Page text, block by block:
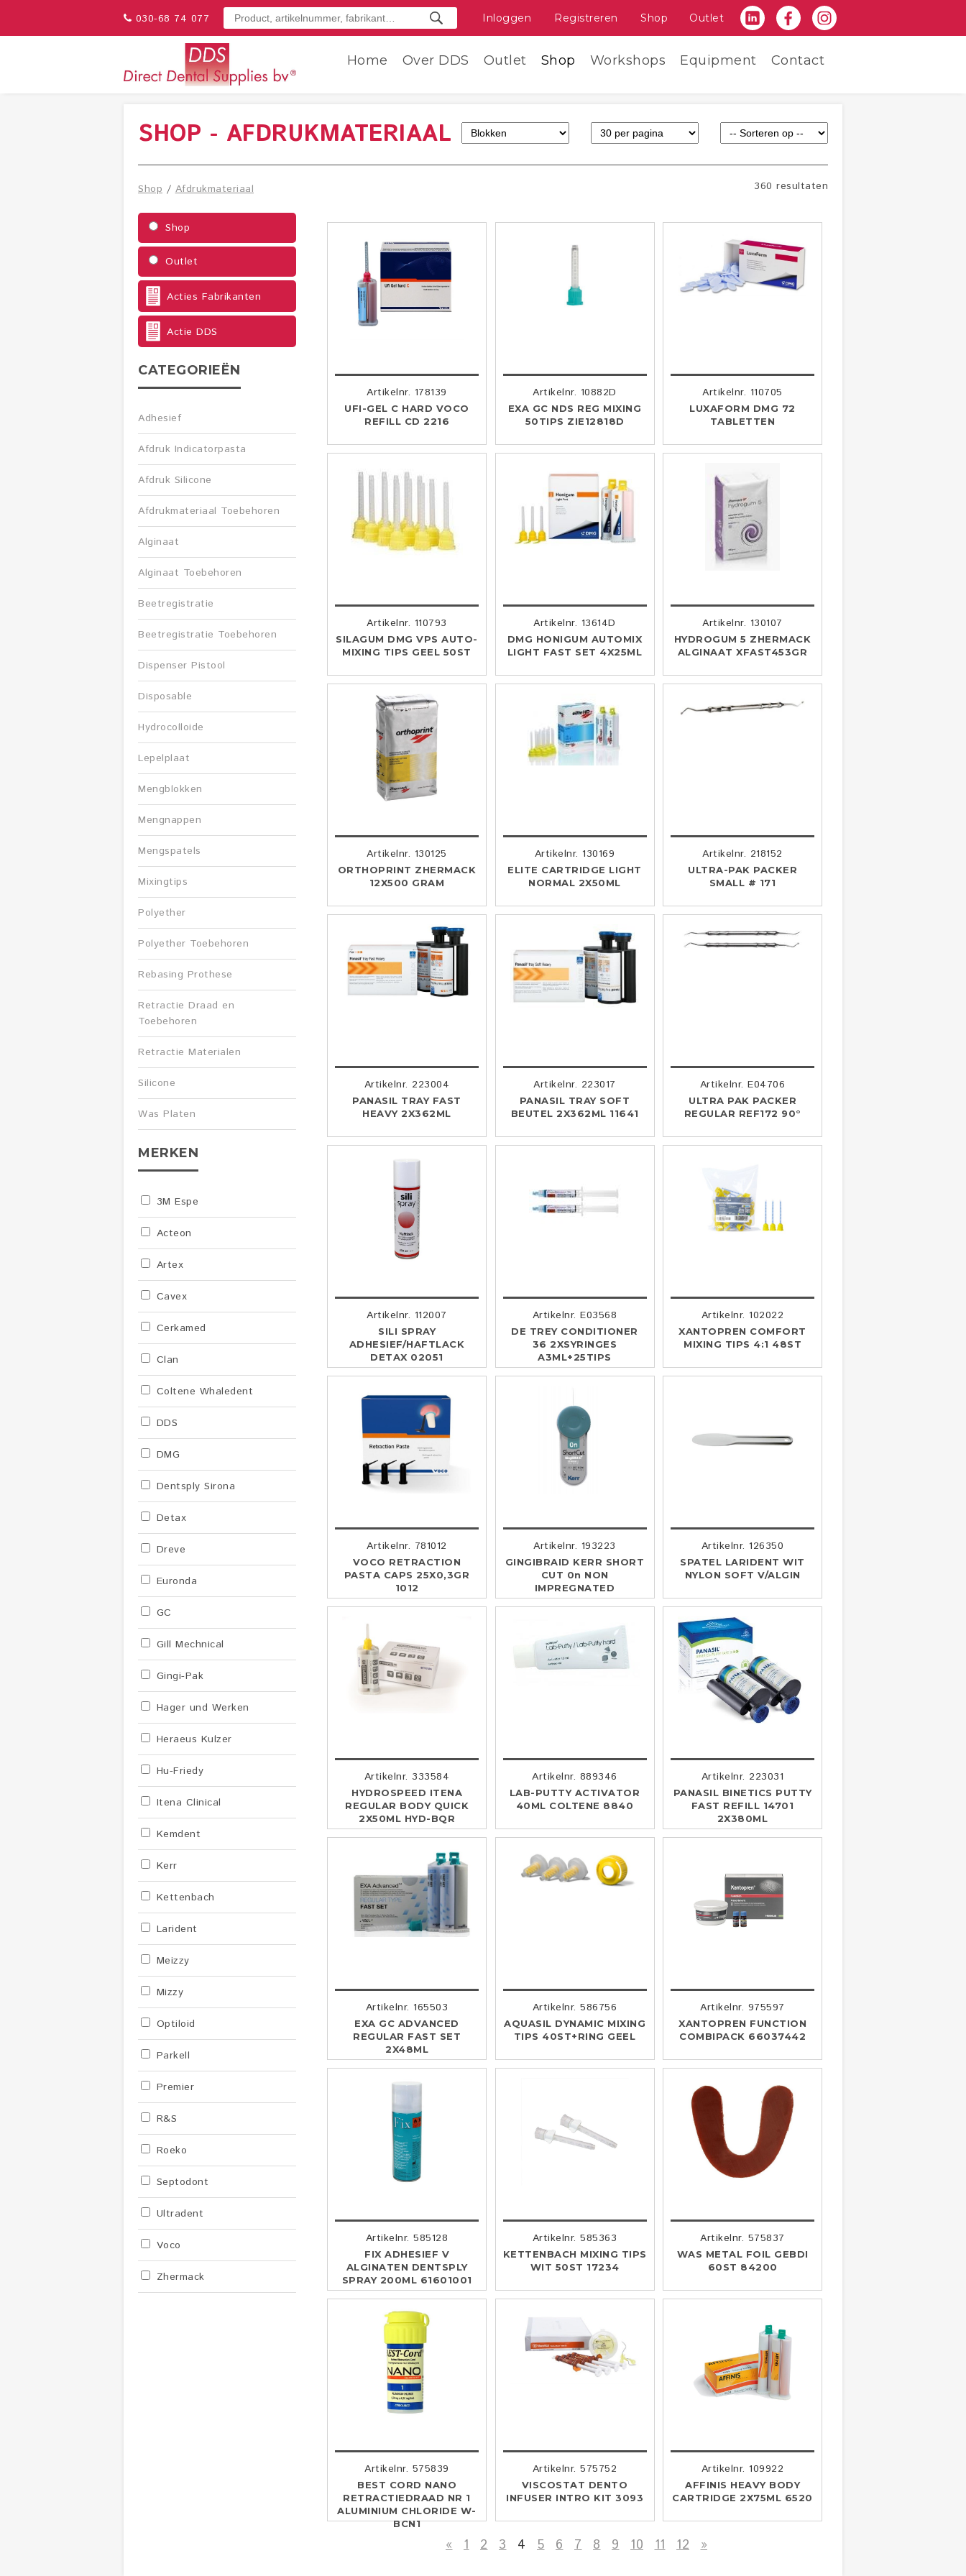
030-68 74 077 Inloggen Registreren Shop Outlet
Home Over DDS Outlet Shop Workshops Equipment Contact
SHOP - AFDRUKMATERIAAL
360 resultaten
Shop /Afdrukmateriaal
Shop
Outlet
Acties Fabrikanten
Actie DDS
CATEGORIEËN
Adhesief
Afdruk Indicatorpasta
Afdruk Silicone
Afdrukmateriaal Toebehoren
Alginaat
Alginaat Toebehoren
Beetregistratie
Beetregistratie Toebehoren
Dispenser Pistool
Disposable
Hydrocolloide
Lepelplaat
Mengblokken
Mengnappen
Mengspatels
Mixingtips
Polyether
Polyether Toebehoren
Rebasing Prothese
Retractie Draad en
Toebehoren
Retractie Materialen
Silicone
Was Platen
MERKEN
3M Espe
Acteon
Artex
Cavex
Cerkamed
Clan
Coltene Whaledent
DDS
DMG
Dentsply Sirona
Detax
Dreve
Euronda
GC
Gill Mechnical
Gingi-Pak
Hager und Werken
Heraeus Kulzer
Hu-Friedy
Itena Clinical
Kemdent
Kerr
Kettenbach
Larident
Meizzy
Mizzy
Optiloid
Parkell
Premier
R&S
Roeko
Septodont
Ultradent
Voco
Zhermack
Artikelnr. 178139
UFI-GEL C HARD VOCO
REFILL CD 2216
Artikelnr. 10882D
EXA GC NDS REG MIXING
50TIPS ZIE12818D
Artikelnr. 110705
LUXAFORM DMG 72
TABLETTEN
Artikelnr. 110793
SILAGUM DMG VPS AUTO-
MIXING TIPS GEEL 50ST
Artikelnr. 13614D
DMG HONIGUM AUTOMIX
LIGHT FAST SET 4X25ML
Artikelnr. 130107
HYDROGUM 5 ZHERMACK
ALGINAAT XFAST453GR
Artikelnr. 130125
ORTHOPRINT ZHERMACK
12X500 GRAM
Artikelnr. 130169
ELITE CARTRIDGE LIGHT
NORMAL 2X50ML
Artikelnr. 218152
ULTRA-PAK PACKER
SMALL # 171
Artikelnr. 223004
PANASIL TRAY FAST
HEAVY 2X362ML
Artikelnr. 223017
PANASIL TRAY SOFT
BEUTEL 2X362ML 11641
Artikelnr. E04706
ULTRA PAK PACKER
REGULAR REF172 90°
Artikelnr. 112007
SILI SPRAY
ADHESIEF/HAFTLACK
DETAX 02051
Artikelnr. E03568
DE TREY CONDITIONER
36 2XSYRINGES
A3ML+25TIPS
Artikelnr. 102022
XANTOPREN COMFORT
MIXING TIPS 4:1 48ST
Artikelnr. 781012
VOCO RETRACTION
PASTA CAPS 25X0,3GR
1012
Artikelnr. 193223
GINGIBRAID KERR SHORT
CUT 0n NON
IMPREGNATED
Artikelnr. 126350
SPATEL LARIDENT WIT
NYLON SOFT V/ALGIN
Artikelnr. 333584
HYDROSPEED ITENA
REGULAR BODY QUICK
2X50ML HYD-BQR
Artikelnr. 889346
LAB-PUTTY ACTIVATOR
40ML COLTENE 8840
Artikelnr. 223031
PANASIL BINETICS PUTTY
FAST REFILL 14701
2X380ML
Artikelnr. 165503
EXA GC ADVANCED
REGULAR FAST SET
2X48ML
Artikelnr. 586756
AQUASIL DYNAMIC MIXING
TIPS 40ST+RING GEEL
Artikelnr. 975597
XANTOPREN FUNCTION
COMBIPACK 66037442
Artikelnr. 585128
FIX ADHESIEF V
ALGINATEN DENTSPLY
SPRAY 200ML 61601001
Artikelnr. 585363
KETTENBACH MIXING TIPS
WIT 50ST 17234
Artikelnr. 575837
WAS METAL FOIL GEBDI
60ST 84200
Artikelnr. 575839
BEST CORD NANO
RETRACTIEDRAAD NR 1
ALUMINIUM CHLORIDE W-
BCN1
Artikelnr. 575752
VISCOSTAT DENTO
INFUSER INTRO KIT 3093
Artikelnr. 109922
AFFINIS HEAVY BODY
CARTRIDGE 2X75ML 6520
« 1 2 3 4 5 6 7 8 9 10 11 12 »